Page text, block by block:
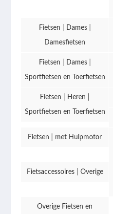
Fietsen | Dames |
Damesfietsen
Fietsen | Dames |
Sportfietsen en Toerfietsen
Fietsen | Heren |
Sportfietsen en Toerfietsen
Fietsen | met Hulpmotor
Fietsaccessoires | Overige
Overige Fietsen en